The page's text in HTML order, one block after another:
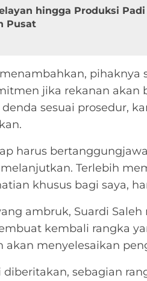
hingga Produksi
Pusat
jika rekanan akan
sesuai prosedur,
harus
Terlebih
khusus bagi saya,
ambruk, Suardi
kembali rangka
akan menyelesaikan
diberitakan, sebagian